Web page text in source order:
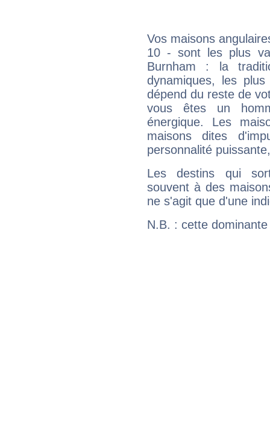
Vos maisons
10 - sont les plus
Burnham : la
dynamiques, les
dépend du reste de
vous êtes un
énergique. Les
maisons dites
personnalité
Les destins qui
souvent à des
ne s'agit que d'une
N.B. : cette